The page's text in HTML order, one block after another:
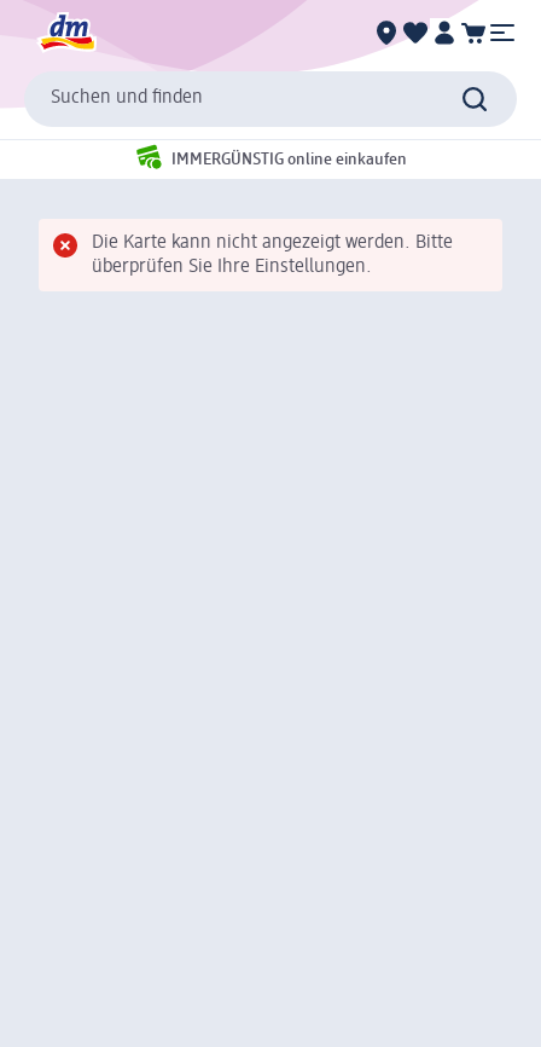
Suchen und finden
IMMERGÜNSTIG online einkaufen
Die Karte kann nicht angezeigt werden. Bitte
überprüfen Sie Ihre Einstellungen.